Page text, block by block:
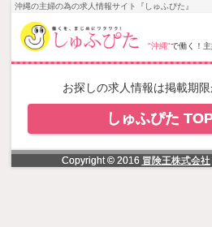
NowLoading
沖縄の主婦の為の求人情報サイト『しゅふぴた』
"沖縄"で働く！
お探しの求人情報は掲載期限
しゅふぴた
Copyright © 2016 冒険王株式会社